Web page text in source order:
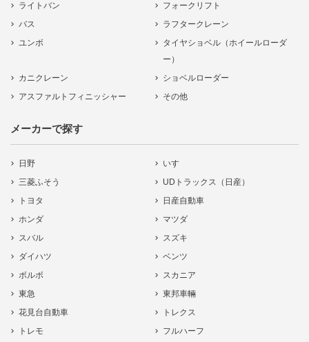
ライトバン
フォークリフト
バス
ラフタークレーン
ユンボ
タイヤショベル（ホイールローダ
ー）
カニクレーン
ショベルローダー
アスファルトフィニッシャー
その他
メーカーで探す
日野
いすゞ
三菱ふそう
UDトラックス（日産）
トヨタ
日産自動車
ホンダ
マツダ
スバル
スズキ
ダイハツ
ベンツ
ボルボ
スカニア
東急
東邦車輛
花見台自動車
トレクス
トレモ
フルハーフ